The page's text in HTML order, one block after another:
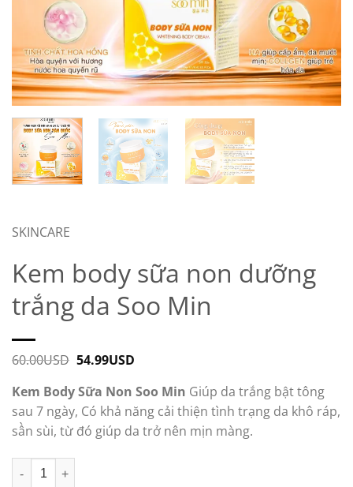
SKINCARE
Kem body sữa non dưỡng
trắng da Soo Min
60.00USD Original
was:
60.00USD.
54.99USD
is:
54.99USD.
Kem Body Sữa Non Soo Min Giúp da trắng bật tông
sau 7 ngày, Có khả năng cải thiện tình trạng da khô ráp,
sần sùi, từ đó giúp da trở nên mịn màng.
Kem body sữa non dưỡng trắng da Soo Min quantity
Alternative: